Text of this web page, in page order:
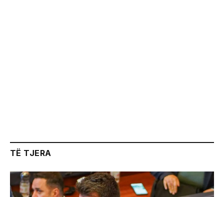
TË TJERA